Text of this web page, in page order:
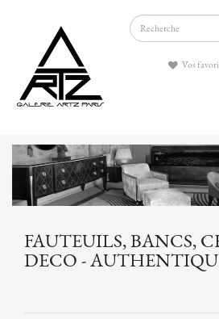
Vos
FAUTEUILS, BANCS,
DECO -